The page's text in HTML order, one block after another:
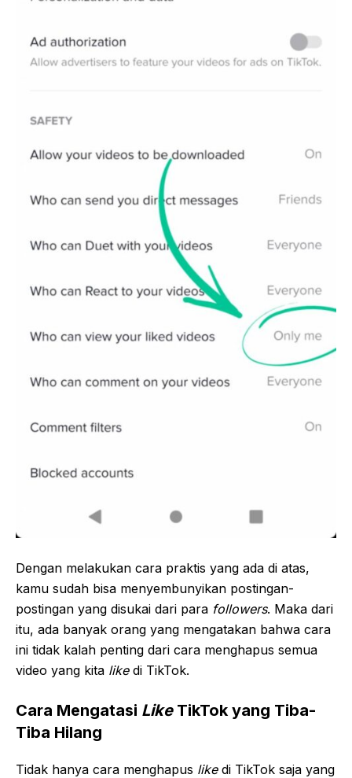
Dengan melakukan cara praktis yang ada di atas,
kamu sudah bisa menyembunyikan postingan-
postingan yang disukai dari para followers. Maka dari
itu, ada banyak orang yang mengatakan bahwa cara
ini tidak kalah penting dari cara menghapus semua
video yang kita like di TikTok.
Cara Mengatasi Like TikTok yang Tiba-
Tiba Hilang
Tidak hanya cara menghapus like di TikTok saja yang